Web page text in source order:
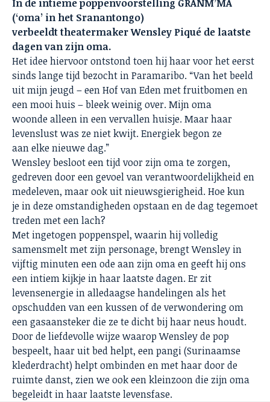
In de intieme poppenvoorstelling GRANM’MA
(‘oma’ in het Sranantongo)
verbeeldt theatermaker Wensley Piqué de laatste
dagen van zijn oma.
Het idee hiervoor ontstond toen hij haar voor het eerst
sinds lange tijd bezocht in Paramaribo. “Van het beeld
uit mijn jeugd – een Hof van Eden met fruitbomen en
een mooi huis – bleek weinig over. Mijn oma
woonde alleen in een vervallen huisje. Maar haar
levenslust was ze niet kwijt. Energiek begon ze
aan elke nieuwe dag.”
Wensley besloot een tijd voor zijn oma te zorgen,
gedreven door een gevoel van verantwoordelijkheid en
medeleven, maar ook uit nieuwsgierigheid. Hoe kun
je in deze omstandigheden opstaan en de dag tegemoet
treden met een lach?
Met ingetogen poppenspel, waarin hij volledig
samensmelt met zijn personage, brengt Wensley in
vijftig minuten een ode aan zijn oma en geeft hij ons
een intiem kijkje in haar laatste dagen. Er zit
levensenergie in alledaagse handelingen als het
opschudden van een kussen of de verwondering om
een gasaansteker die ze te dicht bij haar neus houdt.
Door de liefdevolle wijze waarop Wensley de pop
bespeelt, haar uit bed helpt, een pangi (Surinaamse
klederdracht) helpt ombinden en met haar door de
ruimte danst, zien we ook een kleinzoon die zijn oma
begeleidt in haar laatste levensfase.